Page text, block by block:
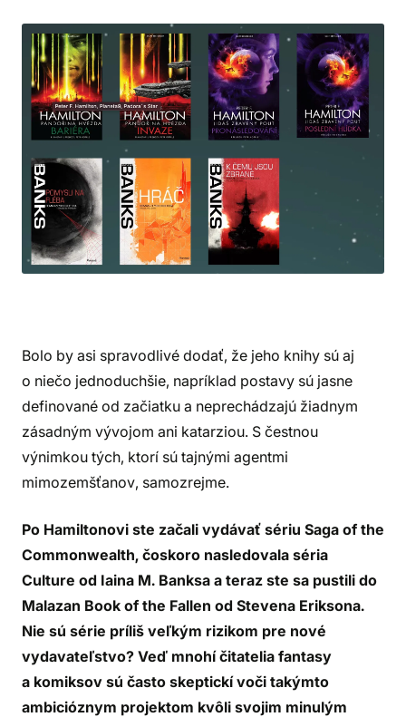
Bolo by asi spravodlivé dodať, že jeho knihy sú aj
o niečo jednoduchšie, napríklad postavy sú jasne
definované od začiatku a neprechádzajú žiadnym
zásadným vývojom ani katarziou. S čestnou
výnimkou tých, ktorí sú tajnými agentmi
mimozemšťanov, samozrejme.
Po Hamiltonovi ste začali vydávať sériu Saga of the
Commonwealth, čoskoro nasledovala séria
Culture od Iaina M. Banksa a teraz ste sa pustili do
Malazan Book of the Fallen od Stevena Eriksona.
Nie sú série príliš veľkým rizikom pre nové
vydavateľstvo? Veď mnohí čitatelia fantasy
a komiksov sú často skeptickí voči takýmto
ambicióznym projektom kvôli svojim minulým